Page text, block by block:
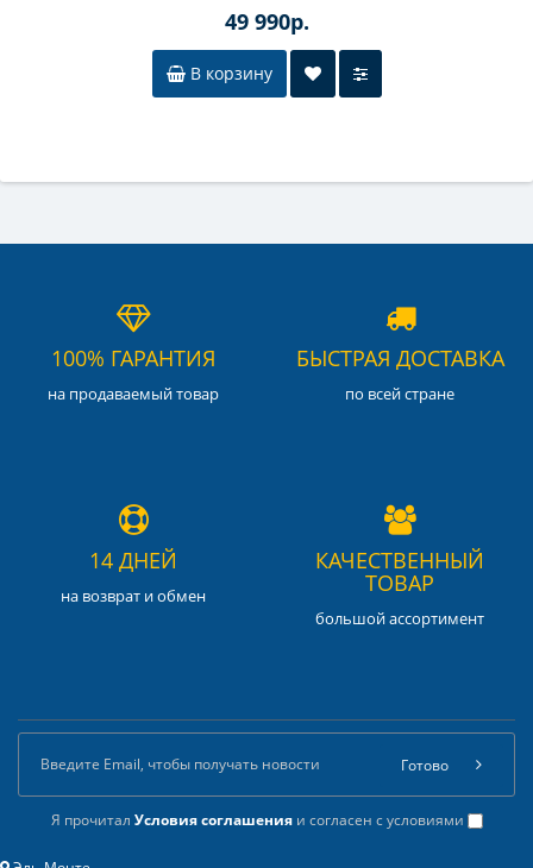
49 990р.
В корзину
100% ГАРАНТИЯ
на продаваемый товар
БЫСТРАЯ ДОСТАВКА
по всей стране
14 ДНЕЙ
на возврат и обмен
КАЧЕСТВЕННЫЙ
ТОВАР
большой ассортимент
Я прочитал Условия соглашенияи согласен с условиями
Готово